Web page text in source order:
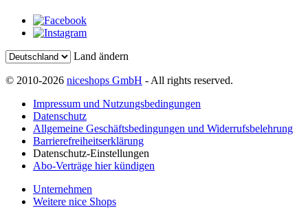
Land ändern
© 2010-2026 niceshops GmbH - All rights reserved.
Impressum und Nutzungsbedingungen
Datenschutz
Allgemeine Geschäftsbedingungen und Widerrufsbelehrung
Barrierefreiheitserklärung
Datenschutz-Einstellungen
Abo-Verträge hier kündigen
Unternehmen
Weitere nice Shops